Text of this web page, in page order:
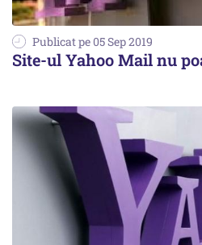
Publicat pe 05 Sep 2019
Site-ul Yahoo Mail nu